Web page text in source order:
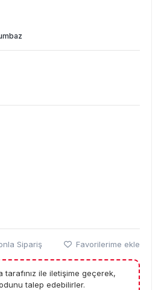
Sipariş Favorilerime ekle
tarafınız ile iletişime geçerek,
talep edebilirler.